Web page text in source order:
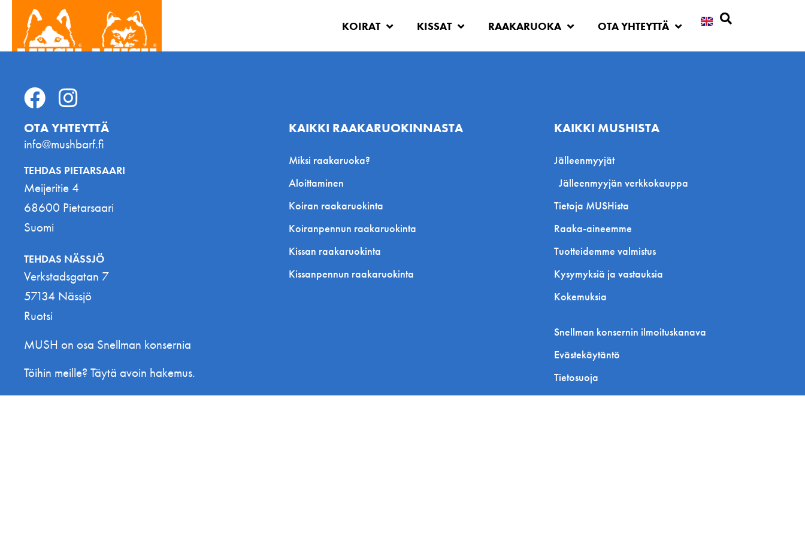
KOIRAT KISSAT RAAKARUOKA OTA YHTEYTTÄ
OTA YHTEYTTÄ
info@mushbarf.fi
TEHDAS PIETARSAARI
Meijeritie 4
68600 Pietarsaari
Suomi
TEHDAS NÄSSJÖ
Verkstadsgatan 7
57134 Nässjö
Ruotsi
MUSH on osa Snellman konsernia
Töihin meille? Täytä avoin hakemus.
KAIKKI RAAKARUOKINNASTA
Miksi raakaruoka?
Aloittaminen
Koiran raakaruokinta
Koiranpennun raakaruokinta
Kissan raakaruokinta
Kissanpennun raakaruokinta
KAIKKI MUSHISTA
Jälleenmyyjät
Jälleenmyyjän verkkokauppa
Tietoja MUSHista
Raaka-aineemme
Tuotteidemme valmistus
Kysymyksiä ja vastauksia
Kokemuksia
Snellman konsernin ilmoituskanava
Evästekäytäntö
Tietosuoja